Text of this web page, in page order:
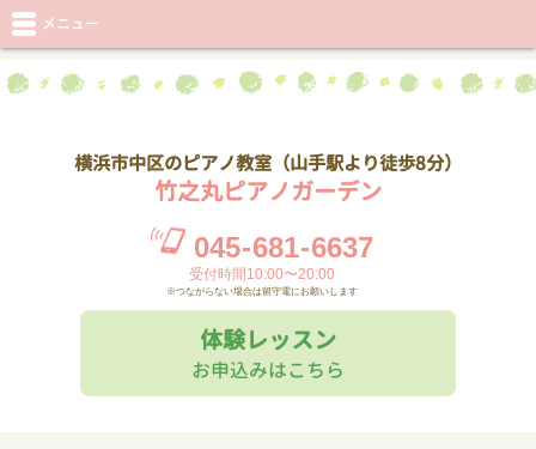
横浜市中区のピアノ教室（山手駅より徒歩8分）
竹之丸ピアノガーデン
045-681-6637
受付時間10:00〜20:00
※つながらない場合は留守電にお願いします
体験レッスン
お申込みはこちら
メニュー